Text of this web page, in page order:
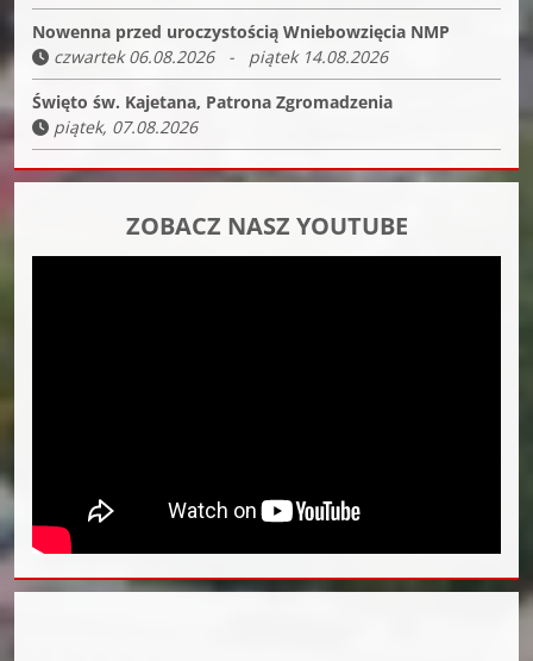
Nowenna przed uroczystością Wniebowzięcia NMP
czwartek 06.08.2026 - piątek 14.08.2026
Święto św. Kajetana, Patrona Zgromadzenia
piątek, 07.08.2026
ZOBACZ NASZ YOUTUBE